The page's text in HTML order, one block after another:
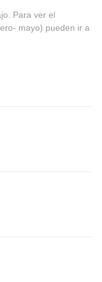
Para ver el
mayo) pueden ir a